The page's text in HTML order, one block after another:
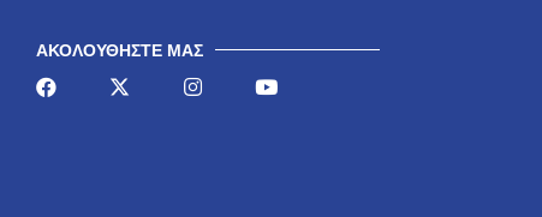
AΚΟΛΟΥΘΉΣΤΕ ΜΑΣ